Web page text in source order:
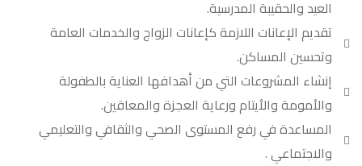
العيد والحقيبة المدرسية.
تقديم الإعانات اللازمة كإعانات الزواج والخدمات العامة
وتحسين المساكن.
إنشاء المشروعات التي من أهدافها العناية بالطفولة
والأمومة والأيتام ورعاية العجزة والمعاقين.
المساعدة في رفع المستوى الصحي والثقافي والتعليمي
والاجتماعي .